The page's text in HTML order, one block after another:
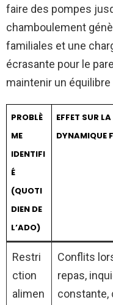
faire des pompes
chamboulement
familiales et une
écrasante pour le
maintenir un équilibre
PROBLÈ
ME
IDENTIFI
É
(QUOTI
DIEN DE
L’ADO)
EFFET SUR LA
DYNAMIQUE
Restri
ction
alimen
Conflits
repas,
constante,